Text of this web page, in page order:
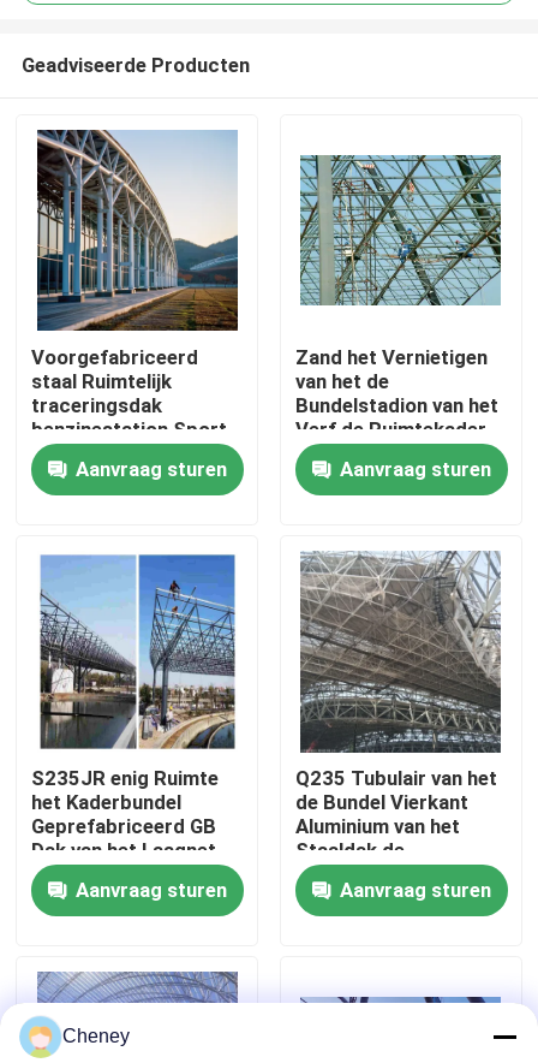
Huis
Producten
Fabrieksreis
Kwaliteitscontrole
Contacteer ons
Nieuws
Gevallen
staal ruimtekaders
Ruimtekaderbundel
Geadviseerde Producten
Voorgefabriceerd
staal Ruimtelijk
traceringsdak
benzinestation Sport
gefixeerd lassen In
Zuid-Amerika
Projecten Q235 Q345
Aanvraag sturen
Zand het Vernietigen
van het de
Bundelstadion van het
Verf de Ruimtekader
Aangepaste het
DakbouwAanvraag sturen
S235JR enig Ruimte
het Kaderbundel
Geprefabriceerd GB
Dak van het Laagnet
Aanvraag sturen
Q235 Tubulair van het
de Bundel Vierkant
Aluminium van het
Staaldak de
Bundelponsen Met
hoge weerstand
Aanvraag sturen
Cheney